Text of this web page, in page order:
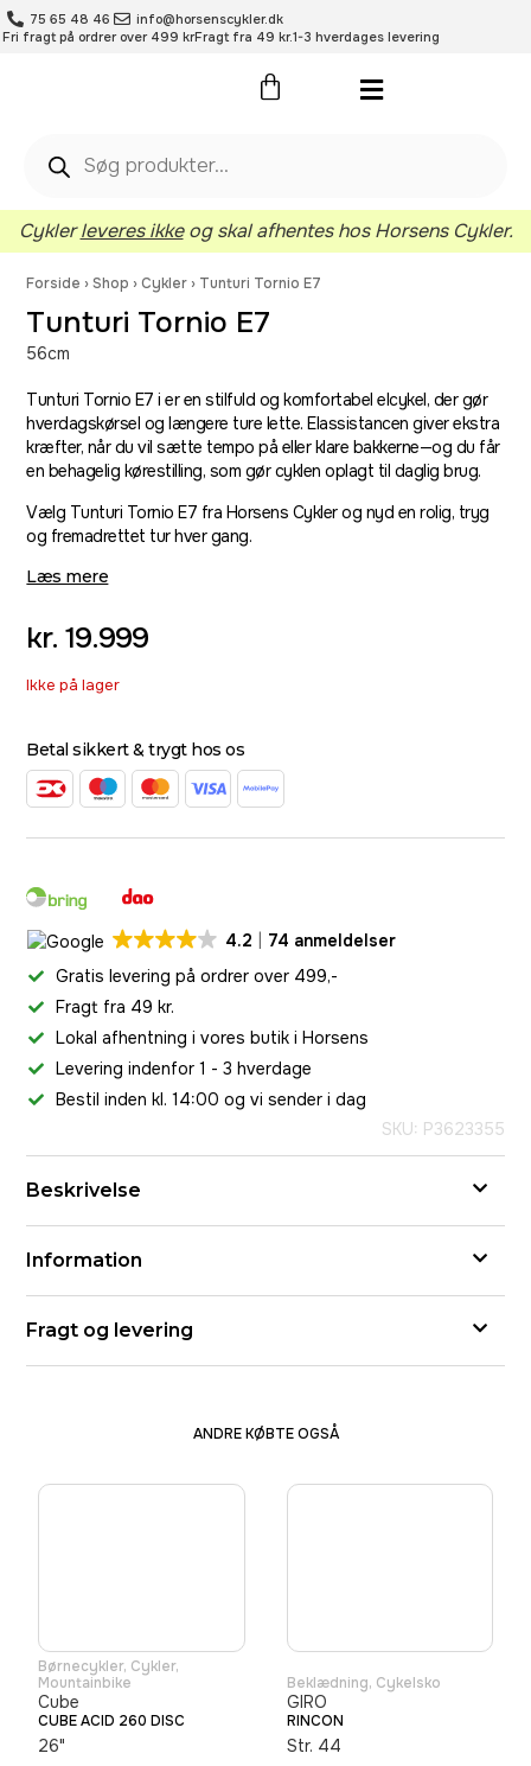
75 65 48 46
info@horsenscykler.dk
Fri fragt på ordrer over 499 krFragt fra 49 kr.1-3 hverdages levering
Cyklerleveres ikkeog skal afhentes hos Horsens Cykler.
Forside ›Shop ›Cykler › Tunturi Tornio E7
Tunturi Tornio E7
56cm
Tunturi Tornio E7 i er en stilfuld og komfortabel elcykel, der gør
hverdagskørsel og længere ture lette. Elassistancen giver ekstra
kræfter, når du vil sætte tempo på eller klare bakkerne—og du får
en behagelig kørestilling, som gør cyklen oplagt til daglig brug.
Vælg Tunturi Tornio E7 fra Horsens Cykler og nyd en rolig, tryg
og fremadrettet tur hver gang.
Læs mere
kr. 19.999
Ikke på lager
Betal sikkert & trygt hos os
4.2
74 anmeldelser
Gratis levering på ordrer over 499,-
Fragt fra 49 kr.
Lokal afhentning i vores butik i Horsens
Levering indenfor 1 - 3 hverdage
Bestil inden kl. 14:00 og vi sender i dag
SKU: P3623355
Beskrivelse
Information
Fragt og levering
ANDRE KØBTE OGSÅ
Børnecykler, Cykler,
Mountainbike
Cube
CUBE ACID 260 DISC
26"
Beklædning, Cykelsko
GIRO
RINCON
Str. 44